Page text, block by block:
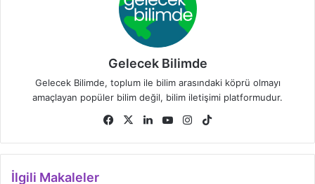
Gelecek Bilimde
Gelecek Bilimde, toplum ile bilim arasındaki köprü olmayı
amaçlayan popüler bilim değil, bilim iletişimi platformudur.
Facebook
X LinkedInYouTubeInstagram
İlgili Makaleler